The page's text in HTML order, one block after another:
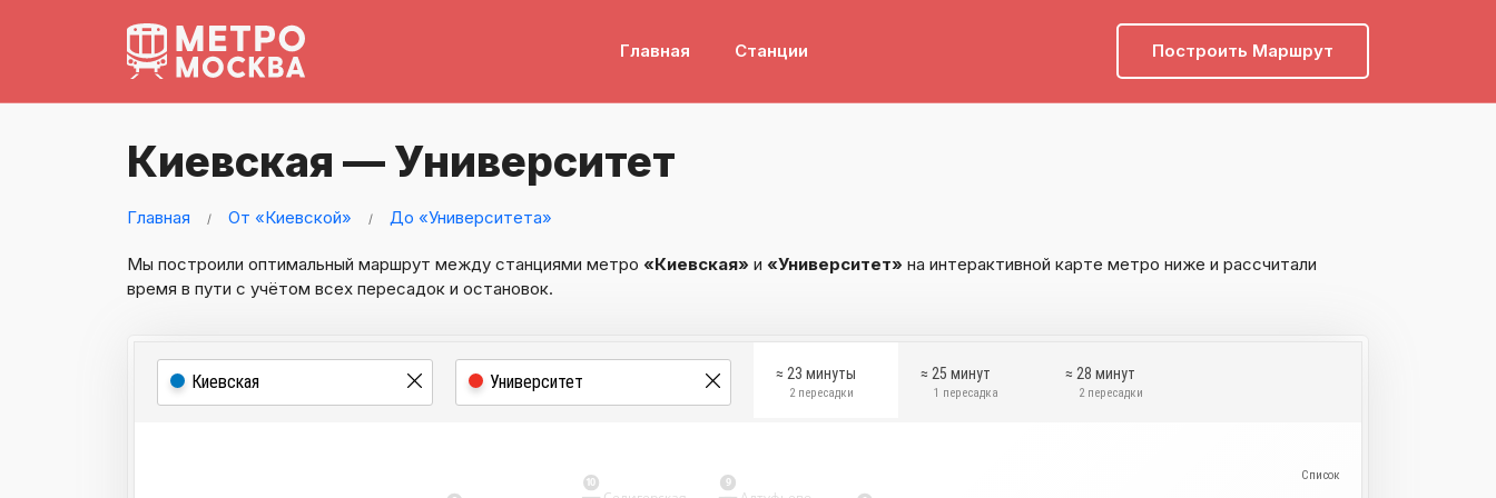
Главная Станции Построить Маршрут
Киевская — Университет
Главная От «Киевской» До «Университета»
Мы построили оптимальный маршрут между станциями метро «Киевская» и «Университет» на интерактивной карте метро ниже и рассчитали
время в пути с учётом всех пересадок и остановок.
≈ 23 минуты
2 пересадки
≈ 25 минут
1 пересадка
≈ 28 минут
2 пересадки
9
10